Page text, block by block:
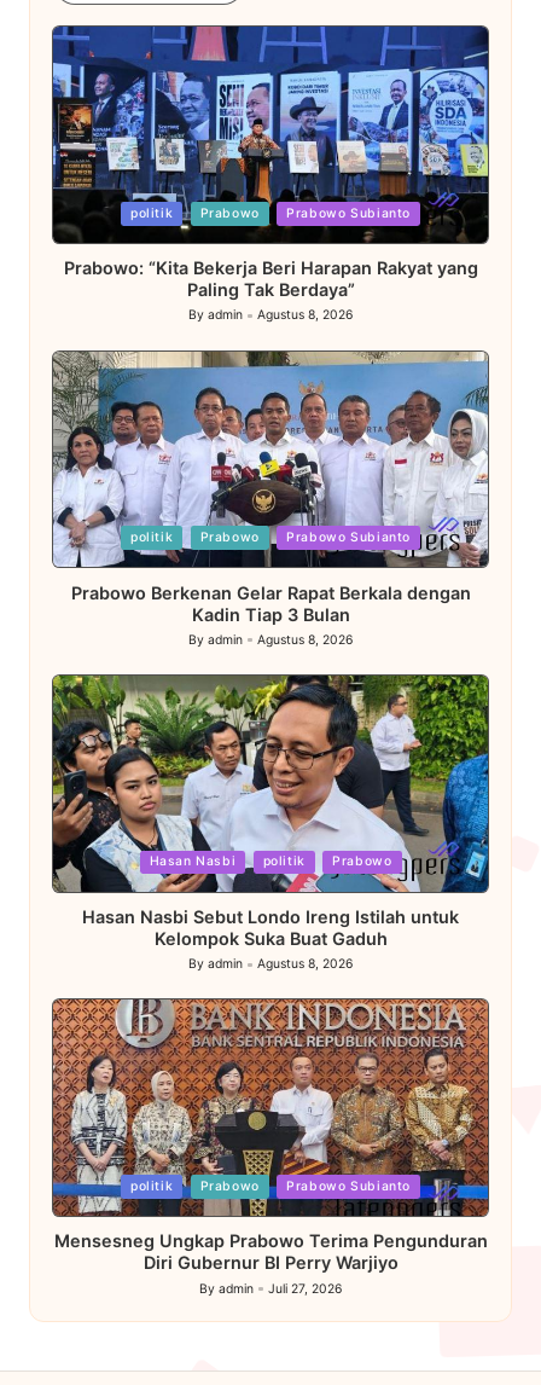
Posted
in
politik Prabowo Prabowo Subianto
Prabowo: “Kita Bekerja Beri Harapan Rakyat yang
Paling Tak Berdaya”
Posted
By admin Agustus 8, 2026
Posted
in
politik Prabowo Prabowo Subianto
Prabowo Berkenan Gelar Rapat Berkala dengan
Kadin Tiap 3 Bulan
Posted
by
By admin Agustus 8, 2026
Posted
in
Hasan Nasbi politik Prabowo
Hasan Nasbi Sebut Londo Ireng Istilah untuk
Kelompok Suka Buat Gaduh
Posted
by
By admin Agustus 8, 2026
Posted
in
politik Prabowo Prabowo Subianto
Mensesneg Ungkap Prabowo Terima Pengunduran
Diri Gubernur BI Perry Warjiyo
Posted
by
By admin Juli 27, 2026